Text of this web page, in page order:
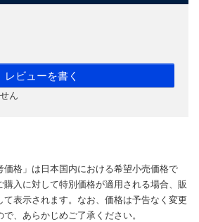
レビューを書く
ん
価格」は日本国内における希望小売価格で
入に対して特別価格が適用される場合、販
表示されます。なお、価格は予告なく変更
、あらかじめご了承ください。